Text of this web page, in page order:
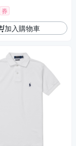
券
加入購物車